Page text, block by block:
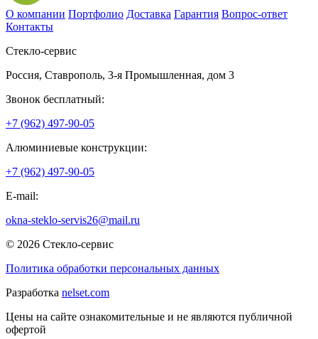
О компании Портфолио Доставка Гарантия Вопрос-ответ
Контакты
Стекло-сервис
Россия, Ставрополь, 3-я Промышленная, дом 3
Звонок бесплатный:
+7 (962) 497-90-05
Алюминиевые конструкции:
+7 (962) 497-90-05
E-mail:
okna-steklo-servis26@mail.ru
© 2026 Стекло-сервис
Политика обработки персональных данных
Разработка nelset.com
Цены на сайте ознакомительные и не являются публичной
офертой